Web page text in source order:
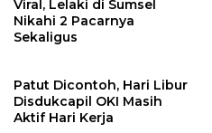
Viral, Lelaki di Sumsel
Nikahi 2 Pacarnya
Sekaligus
Patut Dicontoh, Hari Libur
Disdukcapil OKI Masih
Aktif Hari Kerja